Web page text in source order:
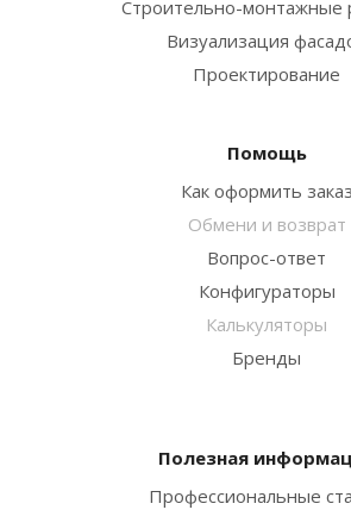
Строительно-монтажные
Визуализация
Проектирование
Помощь
Как оформить заказ
Обмени и возврат
Вопрос-ответ
Конфигураторы
Калькуляторы
Бренды
Полезная
Профессиональные